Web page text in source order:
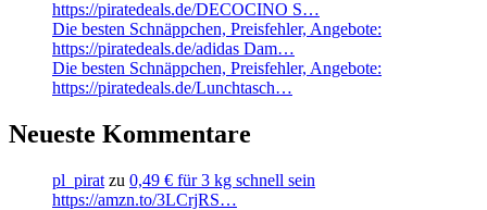
https://piratedeals.de/DECOCINO S…
Die besten Schnäppchen, Preisfehler, Angebote:
https://piratedeals.de/adidas Dam…
Die besten Schnäppchen, Preisfehler, Angebote:
https://piratedeals.de/Lunchtasch…
Neueste Kommentare
pl_pirat zu 0,49 € für 3 kg schnell sein
https://amzn.to/3LCrjRS…